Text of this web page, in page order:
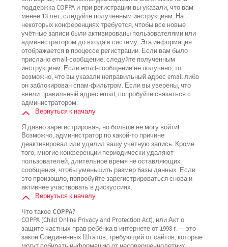
поддержка COPPA и при регистрации вы указали, что вам
менее 13 лет, следуйте полученным инструкциям. На
некоторых конференциях требуется, чтобы все новые
учётные записи были активированы пользователями или
администратором до входа в систему. Эта информация
отображается в процессе регистрации. Если вам было
прислано email-сообщение, следуйте полученным
инструкциям. Если email-сообщение не получено, то
возможно, что вы указали неправильный адрес email либо
он заблокирован спам-фильтром. Если вы уверены, что
ввели правильный адрес email, попробуйте связаться с
администратором.
Вернуться к началу
Я давно зарегистрирован, но больше не могу войти!
Возможно, администратор по какой-то причине
деактивировал или удалил вашу учётную запись. Кроме
того, многие конференции периодически удаляют
пользователей, длительное время не оставляющих
сообщения, чтобы уменьшить размер базы данных. Если
это произошло, попробуйте зарегистрироваться снова и
активнее участвовать в дискуссиях.
Вернуться к началу
Что такое COPPA?
COPPA (Child Online Privacy and Protection Act), или Акт о
защите частных прав ребёнка в интернете от 1998 г. — это
закон Соединённых Штатов, требующий от сайтов, которые